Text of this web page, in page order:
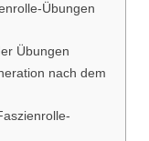
Übungen
Übungen
nach dem